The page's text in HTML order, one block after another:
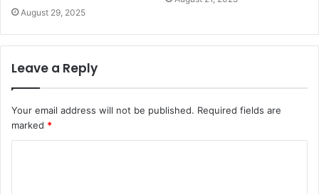
August 29, 2025
Leave a Reply
Your email address will not be published. Required fields are
marked *